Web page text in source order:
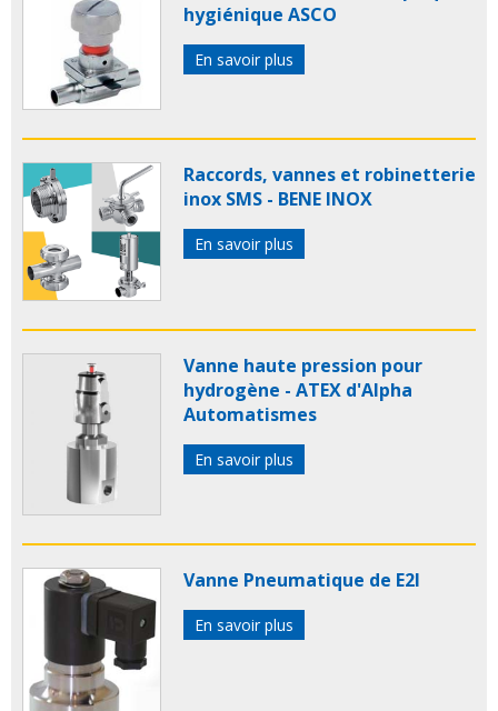
hygiénique ASCO
En savoir plus
Raccords, vannes et robinetterie
inox SMS - BENE INOX
En savoir plus
Vanne haute pression pour
hydrogène - ATEX d'Alpha
Automatismes
En savoir plus
Vanne Pneumatique de E2I
En savoir plus